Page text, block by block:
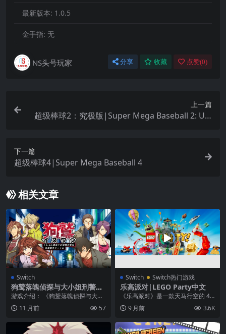
最新版本: 1.0.5
金手指: 无
NS头号玩家 分享 收藏 点赞(0)
上一篇
超级棒球2：究极版|Super Mega Baseball 2: Ulti
下一篇
超级棒球4|Super Mega Baseball 4
相关文章
Switch
狗鹫落魄侦探与大小姐刑警的
池袋事件档案|Inuwashi: Ura
bure Tantei to Ojou
游戏介绍： 《狗鹫落魄侦探与大小
姐刑警的池袋事件档案》本作舞台
设定在池袋，一名戴...
11 月前 57
Switch Switch热门游戏
乐高派对|LEGO Party中文
《乐高派对》是一款天马行空的 4
人派对游戏！ 在各种主题的搞怪挑
战区域与 60...
9 月前 3.6K